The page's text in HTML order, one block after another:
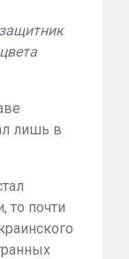
лишь в
то почти